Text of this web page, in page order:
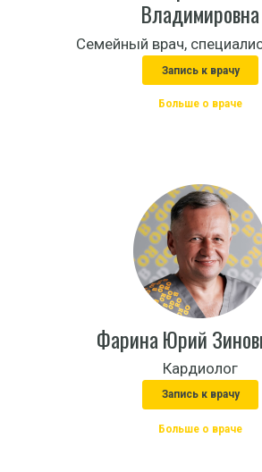
Владимировна
Семейный врач,
Запись к врачу
Больше о враче
Фарина Юрий
Кардиолог
Запись к врачу
Больше о враче